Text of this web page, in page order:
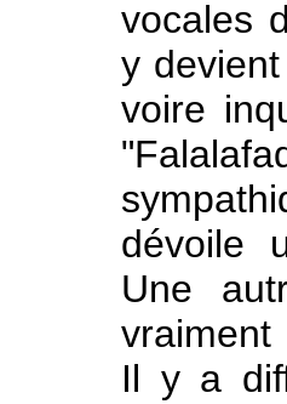
vocales
y
voire
dévoile
Une
Il y a